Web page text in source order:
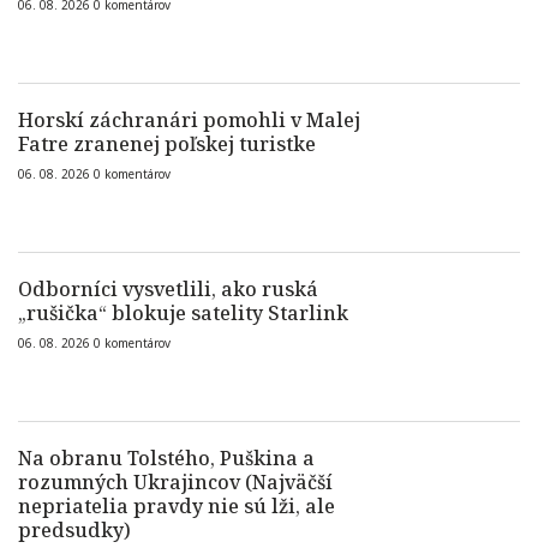
06. 08. 2026 0 komentárov
Horskí záchranári pomohli v Malej
Fatre zranenej poľskej turistke
06. 08. 2026 0 komentárov
Odborníci vysvetlili, ako ruská
„rušička“ blokuje satelity Starlink
06. 08. 2026 0 komentárov
Na obranu Tolstého, Puškina a
rozumných Ukrajincov (Najväčší
nepriatelia pravdy nie sú lži, ale
predsudky)